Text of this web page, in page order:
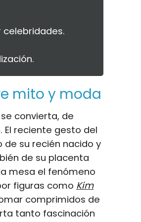
mito y moda
se convierta, de
reciente gesto del
su recién nacido y
de su placenta
mesa el fenómeno
figuras como Kim
comprimidos de
tanto fascinación